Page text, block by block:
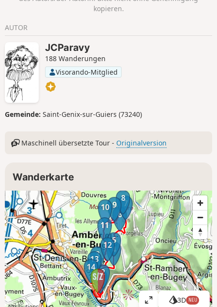
kopieren.
AUTOR
JCParavy
188 Wanderungen
Visorando-Mitglied
Gemeinde: Saint-Genix-sur-Guiers (73240)
Maschinell übersetzte Tour - Originalversion
Wanderkarte
12
3 4
5
6
7
8
9
10
11
12
13
14
K 3D NEU